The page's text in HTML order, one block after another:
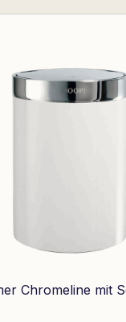
Chromeline mit